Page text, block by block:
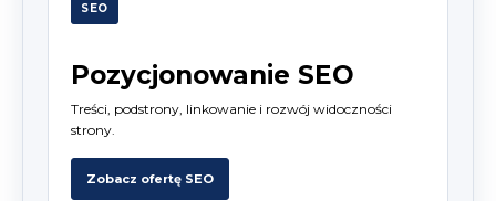
SEO
Pozycjonowanie SEO
Treści, podstrony, linkowanie i rozwój widoczności
strony.
Zobacz ofertę SEO